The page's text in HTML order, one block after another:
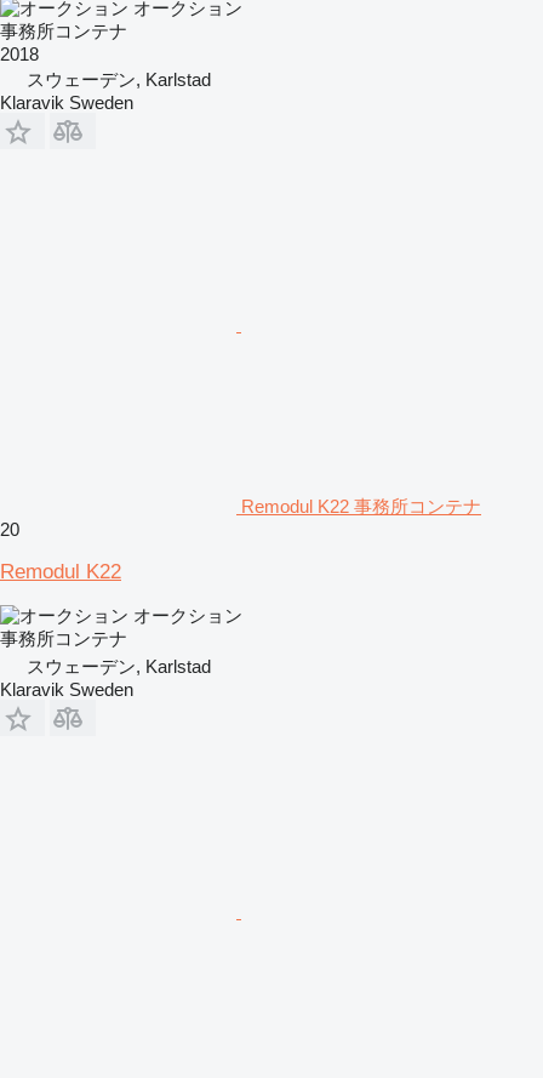
オークション
事務所コンテナ
2018
スウェーデン, Karlstad
Klaravik Sweden
Remodul K22 事務所コンテナ
20
Remodul K22
オークション
事務所コンテナ
スウェーデン, Karlstad
Klaravik Sweden